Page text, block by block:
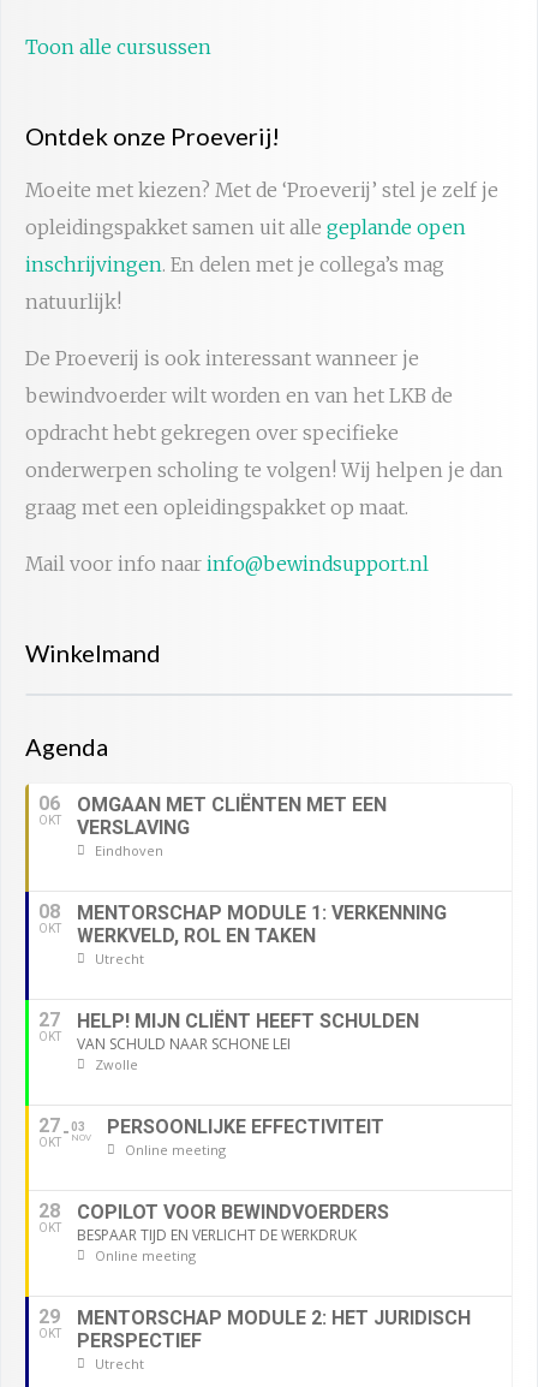
Toon alle cursussen
Ontdek onze Proeverij!
Moeite met kiezen? Met de ‘Proeverij’ stel je zelf je
opleidingspakket samen uit alle geplande open
inschrijvingen. En delen met je collega’s mag
natuurlijk!
De Proeverij is ook interessant wanneer je
bewindvoerder wilt worden en van het LKB de
opdracht hebt gekregen over specifieke
onderwerpen scholing te volgen! Wij helpen je dan
graag met een opleidingspakket op maat.
Mail voor info naar info@bewindsupport.nl
Winkelmand
Agenda
06
OKT
OMGAAN MET CLIËNTEN MET EEN
VERSLAVING
Eindhoven
08
OKT
MENTORSCHAP MODULE 1: VERKENNING
WERKVELD, ROL EN TAKEN
Utrecht
27
OKT
HELP! MIJN CLIËNT HEEFT SCHULDEN
VAN SCHULD NAAR SCHONE LEI
Zwolle
27
OKT
03
NOV PERSOONLIJKE EFFECTIVITEIT
Online meeting
28
OKT
COPILOT VOOR BEWINDVOERDERS
BESPAAR TIJD EN VERLICHT DE WERKDRUK
Online meeting
29
OKT
MENTORSCHAP MODULE 2: HET JURIDISCH
PERSPECTIEF
Utrecht